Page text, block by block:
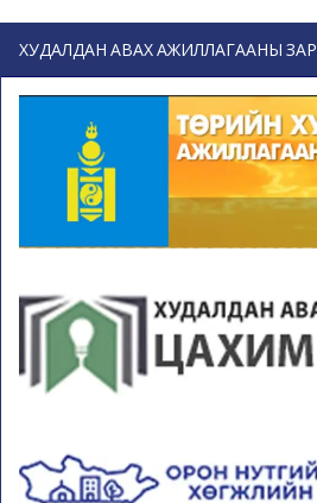
ХУДАЛДАН АВАХ АЖИЛЛАГААНЫ ЗАР